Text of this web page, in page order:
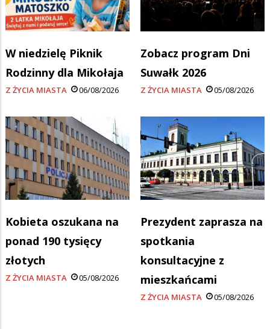
W niedzielę Piknik
Rodzinny dla Mikołaja
Z ŻYCIA MIASTA 06/08/2026
Zobacz program Dni
Suwałk 2026
Z ŻYCIA MIASTA 05/08/2026
Kobieta oszukana na
ponad 190 tysięcy
złotych
Z ŻYCIA MIASTA 05/08/2026
Prezydent zaprasza na
spotkania
konsultacyjne z
mieszkańcami
Z ŻYCIA MIASTA 05/08/2026